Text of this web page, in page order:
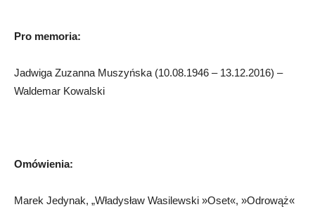
Pro memoria:
Jadwiga Zuzanna Muszyńska (10.08.1946 – 13.12.2016) –
Waldemar Kowalski
Omówienia:
Marek Jedynak, „Władysław Wasilewski »Oset«, »Odrowąż«